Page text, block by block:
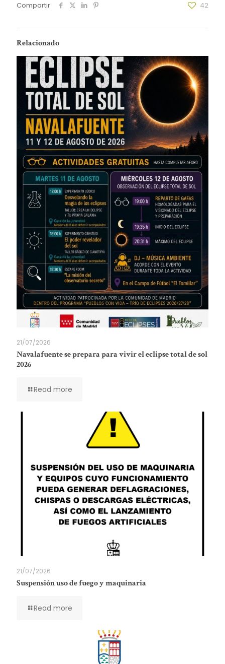
Compartir 42
Relacionado
21/07/2026
Navalafuente se prepara para vivir el eclipse total de sol
2026
Read more
21/07/2026
Suspensión uso de fuego y maquinaria
Read more